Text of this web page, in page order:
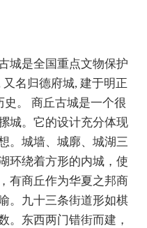
是全国重点文物保护
名归德府城, 建于明正
。 商丘古城是一个很
城。它的设计充分体现
。城墙、城廓、城湖三
环绕着方形的内城，使
有商丘作为华夏之邦商
。九十三条街道形如棋
。东西两门错街而建，